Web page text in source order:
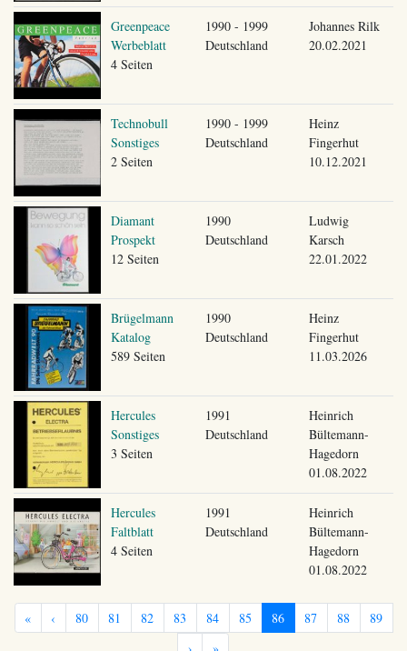
Greenpeace
Werbeblatt
4 Seiten
1990 - 1999
Deutschland
Johannes Rilk
20.02.2021
Technobull
Sonstiges
2 Seiten
1990 - 1999
Deutschland
Heinz
Fingerhut
10.12.2021
Diamant
Prospekt
12 Seiten
1990
Deutschland
Ludwig
Karsch
22.01.2022
Brügelmann
Katalog
589 Seiten
1990
Deutschland
Heinz
Fingerhut
11.03.2026
Hercules
Sonstiges
3 Seiten
1991
Deutschland
Heinrich
Bültemann-
Hagedorn
01.08.2022
Hercules
Faltblatt
4 Seiten
1991
Deutschland
Heinrich
Bültemann-
Hagedorn
01.08.2022
« ‹ 80 81 82 83 84 85 86 87 88
89
›
»